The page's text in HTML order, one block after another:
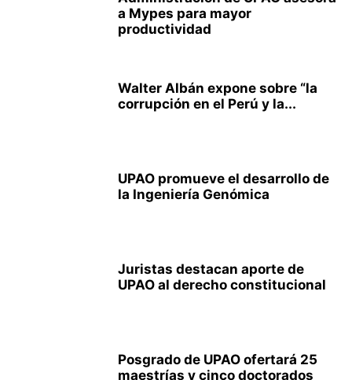
a Mypes para mayor
productividad
Walter Albán expone sobre “la
corrupción en el Perú y la...
UPAO promueve el desarrollo de
la Ingeniería Genómica
Juristas destacan aporte de
UPAO al derecho constitucional
Posgrado de UPAO ofertará 25
maestrías y cinco doctorados